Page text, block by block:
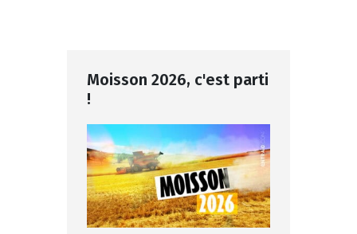
Moisson 2026, c'est parti
!